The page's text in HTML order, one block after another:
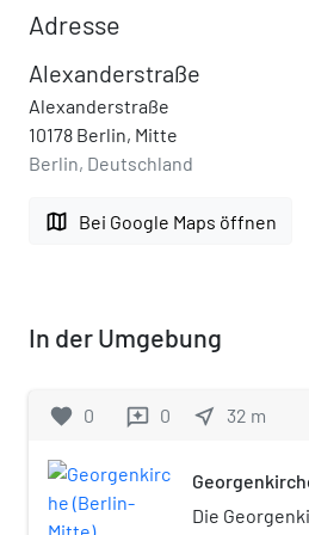
Adresse
Alexanderstraße
Alexanderstraße
10178 Berlin, Mitte
Berlin, Deutschland
map Bei Google Maps öffnen
In der Umgebung
favorite 0 reviews 0 near_me 32 m
Die